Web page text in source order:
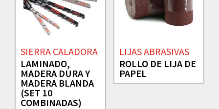
SIERRA CALADORA
LAMINADO,
MADERA DURA Y
MADERA BLANDA
(SET 10
COMBINADAS)
LIJAS ABRASIVAS
ROLLO DE LIJA DE
PAPEL